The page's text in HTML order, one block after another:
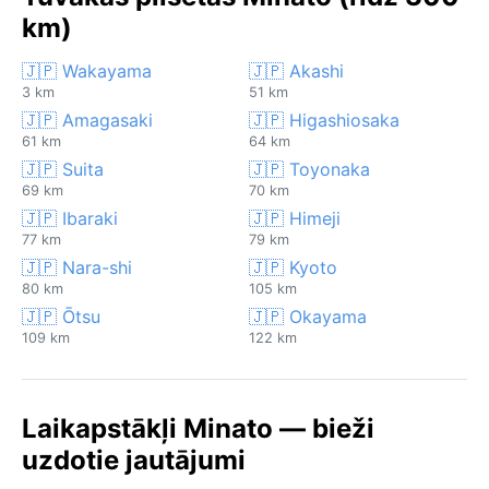
km)
🇯🇵 Wakayama
3 km
🇯🇵 Akashi
51 km
🇯🇵 Amagasaki
61 km
🇯🇵 Higashiosaka
64 km
🇯🇵 Suita
69 km
🇯🇵 Toyonaka
70 km
🇯🇵 Ibaraki
77 km
🇯🇵 Himeji
79 km
🇯🇵 Nara-shi
80 km
🇯🇵 Kyoto
105 km
🇯🇵 Ōtsu
109 km
🇯🇵 Okayama
122 km
Laikapstākļi Minato — bieži
uzdotie jautājumi